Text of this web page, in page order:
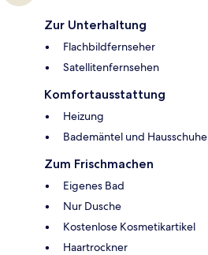
Zur Unterhaltung
Flachbildfernseher
Satellitenfernsehen
Komfortausstattung
Heizung
Bademäntel und Hausschuhe
Zum Frischmachen
Eigenes Bad
Nur Dusche
Kostenlose Kosmetikartikel
Haartrockner